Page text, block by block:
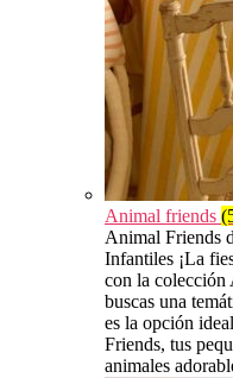
Animal friends
Animal Friends
Infantiles ¡La
con la
buscas una
es la opción
Friends, tus
animales